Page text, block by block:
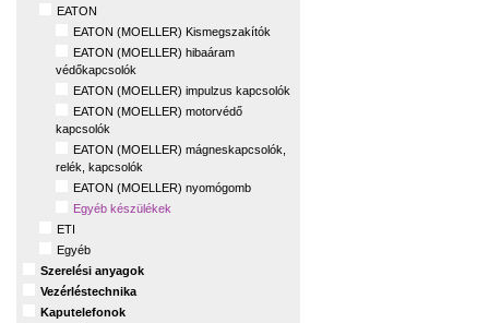
EATON
EATON (MOELLER) Kismegszakítók
EATON (MOELLER) hibaáram
védőkapcsolók
EATON (MOELLER) impulzus kapcsolók
EATON (MOELLER) motorvédő
kapcsolók
EATON (MOELLER) mágneskapcsolók,
relék, kapcsolók
EATON (MOELLER) nyomógomb
Egyéb készülékek
ETI
Egyéb
Szerelési anyagok
Vezérléstechnika
Kaputelefonok